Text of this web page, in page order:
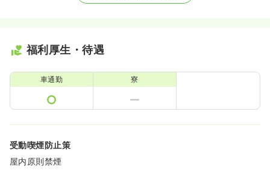
福利厚生・待遇
車通勤 寮
受動喫煙防止策
屋内原則禁煙